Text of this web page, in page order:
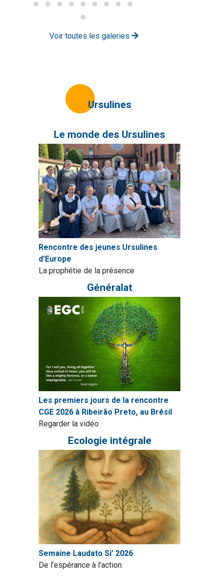
Voir toutes les galeries
Ursulines
Le monde des Ursulines
Rencontre des jeunes Ursulines
d’Europe
La prophétie de la présence
Généralat
Les premiers jours de la rencontre
CGE 2026 à Ribeirão Preto, au Brésil
Regarder la vidéo
Ecologie intégrale
Semaine Laudato Si’ 2026
De l’espérance à l’action